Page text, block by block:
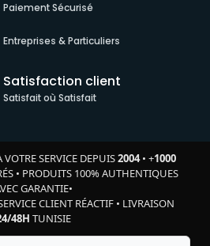
Paiement Sécurisé
Entreprises & Particuliers
Satisfaction client
Satisfait où Satisfait
SERVICE DEPUIS2004• +1000
• PRODUITS 100% AUTHENTIQUES
GARANTIE•
CLIENT RÉACTIF • LIVRAISON
48H TUNISIE